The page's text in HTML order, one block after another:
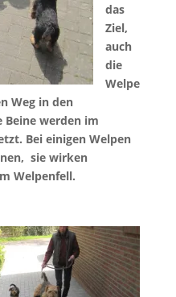
das
Ziel,
auch
die
Welpe
Weg in den
Beine werden im
Bei einigen Welpen
sie wirken
Welpenfell.